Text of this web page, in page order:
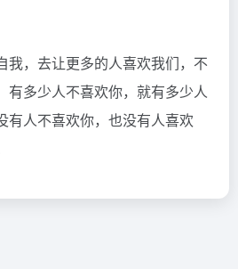
我，去让更多的人喜欢我们，不
有多少人不喜欢你，就有多少人
有人不喜欢你，也没有人喜欢